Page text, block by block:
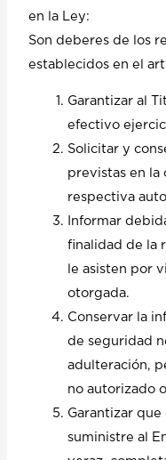
en la Ley:
Son deberes de los
establecidos en el
Garantizar al
efectivo
Solicitar y
previstas en la
respectiva
Informar
finalidad de la
le asisten por
otorgada.
Conservar la
de seguridad
adulteración,
no autorizado
Garantizar que
suministre al